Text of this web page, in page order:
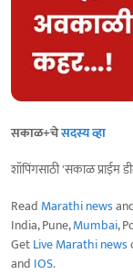
सकाळ+चेसदस्य व्हा
शॉपिंगसाठी 'सकाळ प्राईम
Read Marathi news
India, Pune,Mumbai,
GetLive Marathi news
and IOS.